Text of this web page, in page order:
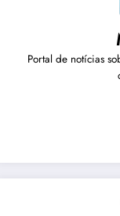
Portal de notícias